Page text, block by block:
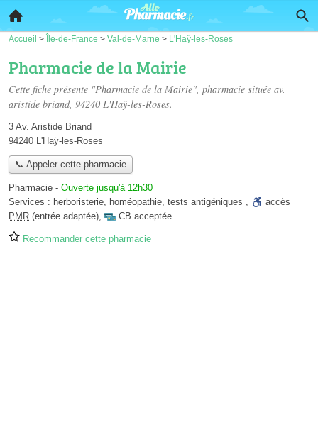
Accueil > Île-de-France > Val-de-Marne > L'Haÿ-les-Roses
Pharmacie de la Mairie
Cette fiche présente "Pharmacie de la Mairie", pharmacie située av.
aristide briand, 94240 L'Haÿ-les-Roses.
3 Av. Aristide Briand
94240 L'Haÿ-les-Roses
📞 Appeler cette pharmacie
Pharmacie - Ouverte jusqu'à 12h30
Services : herboristerie, homéopathie, tests antigéniques ,
accès
PMR (entrée adaptée), CB acceptée
Recommander cette pharmacie